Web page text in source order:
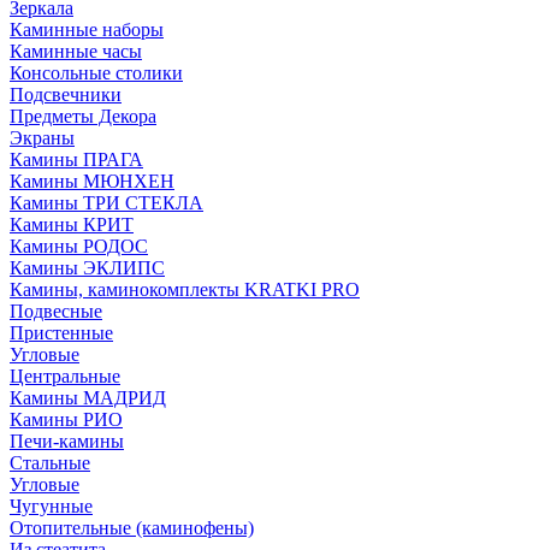
Зеркала
Каминные наборы
Каминные часы
Консольные столики
Подсвечники
Предметы Декора
Экраны
Камины ПРАГА
Камины МЮНХЕН
Камины ТРИ СТЕКЛА
Камины КРИТ
Камины РОДОС
Камины ЭКЛИПС
Камины, каминокомплекты KRATKI PRO
Подвесные
Пристенные
Угловые
Центральные
Камины МАДРИД
Камины РИО
Печи-камины
Стальные
Угловые
Чугунные
Отопительные (каминофены)